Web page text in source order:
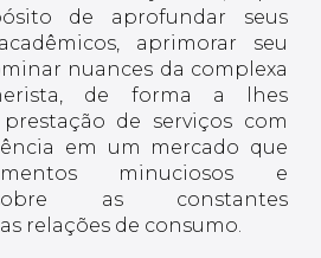
de aprofundar seus
aprimorar seu
nuances da complexa
de forma a lhes
de serviços com
em um mercado que
minuciosos e
as constantes
relações de consumo.